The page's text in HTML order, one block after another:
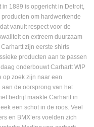
1889 is opgericht in Detroit,
om hardwerkende
vanuit respect voor de
en extreem duurzaam
zijn eerste shirts
producten aan te passen
onderbouwt Carhartt WIP
op zoek zijn naar een
de oorsprong van het
bedrijf maakte Carhartt in
een schot in de roos. Veel
en BMX’ers voelden zich